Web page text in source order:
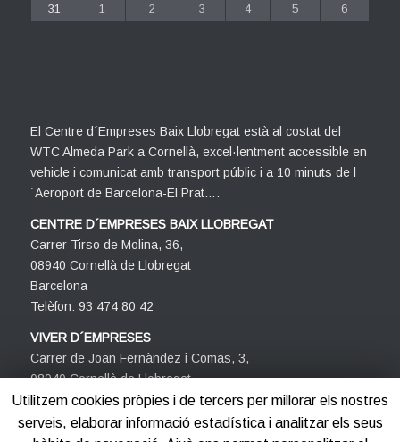
31
1 2 3 4 5 6
El Centre d´Empreses Baix Llobregat està al costat del
WTC Almeda Park a Cornellà, excel·lentment accessible en
vehicle i comunicat amb transport públic i a 10 minuts de l
´Aeroport de Barcelona-El Prat….
CENTRE D´EMPRESES BAIX LLOBREGAT
Carrer Tirso de Molina, 36,
08940 Cornellà de Llobregat
Barcelona
Telèfon: 93 474 80 42
VIVER D´EMPRESES
Carrer de Joan Fernàndez i Comas, 3,
08940 Cornellà de Llobregat
Barcelona
Telèfon: 93 474 80 42
Utilitzem cookies pròpies i de tercers per millorar els nostres
serveis, elaborar informació estadística i analitzar els seus